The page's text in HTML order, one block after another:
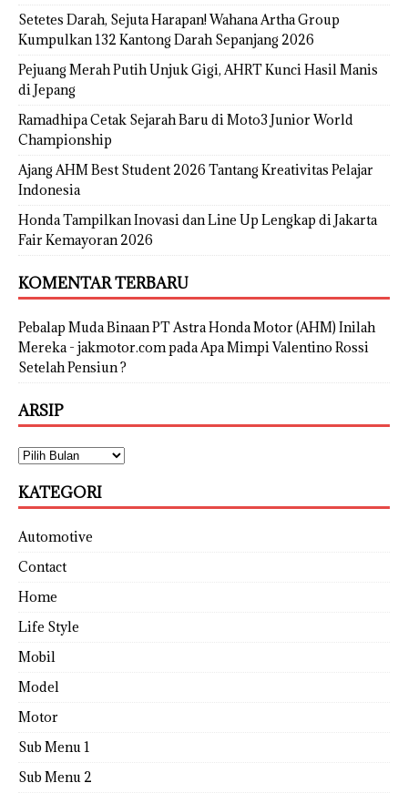
Setetes Darah, Sejuta Harapan! Wahana Artha Group
Kumpulkan 132 Kantong Darah Sepanjang 2026
Pejuang Merah Putih Unjuk Gigi, AHRT Kunci Hasil Manis
di Jepang
Ramadhipa Cetak Sejarah Baru di Moto3 Junior World
Championship
Ajang AHM Best Student 2026 Tantang Kreativitas Pelajar
Indonesia
Honda Tampilkan Inovasi dan Line Up Lengkap di Jakarta
Fair Kemayoran 2026
KOMENTAR TERBARU
Pebalap Muda Binaan PT Astra Honda Motor (AHM) Inilah
Mereka - jakmotor.compada Apa Mimpi Valentino Rossi
Setelah Pensiun ?
ARSIP
KATEGORI
Automotive
Contact
Home
Life Style
Mobil
Model
Motor
Sub Menu 1
Sub Menu 2